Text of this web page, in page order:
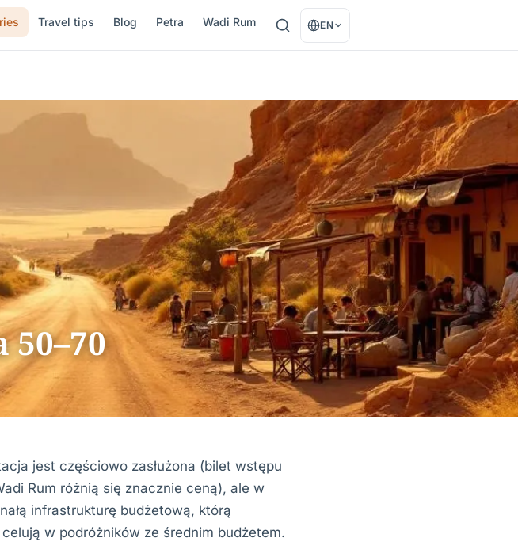
Travel tips Blog Petra Wadi Rum EN
jest częściowo zasłużona (bilet wstępu
Rum różnią się znacznie ceną), ale w
infrastrukturę budżetową, którą
w podróżników ze średnim budżetem.